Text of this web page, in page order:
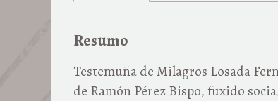
Resumo
Testemuña de Milagros Losada
de Ramón Pérez Bispo, fuxido